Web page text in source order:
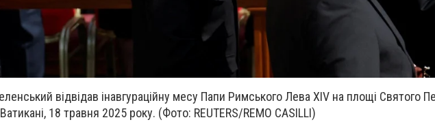
відвідав інавгураційну месу Папи Римського Лева XIV на площі Святого
18 травня 2025 року. (Фото: REUTERS/REMO CASILLI)